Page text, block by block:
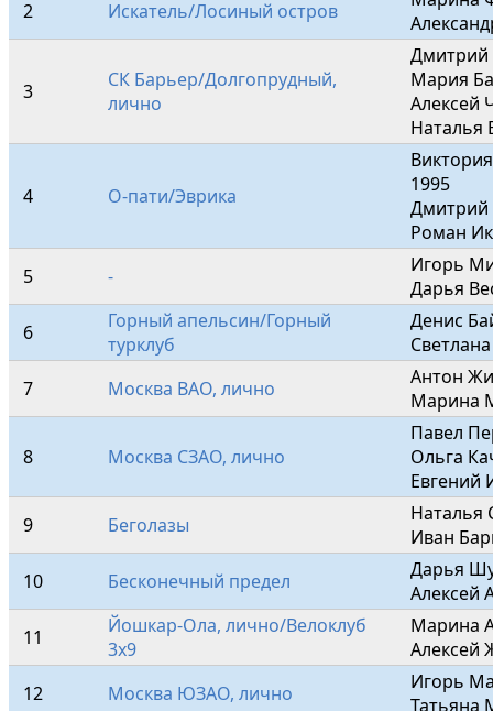
2
Искатель/Лосиный остров
3
СК Барьер/Долгопрудный,
лично
Дмитрий
Мария
Алексей
Наталья
4 О-пати/Эврика
1995
Дмитрий
Роман
5
-
Игорь
Дарья
6
Горный апельсин/Горный
турклуб
Денис
7
Москва ВАО, лично
Антон
Марина
8 Москва СЗАО, лично
Павел
Ольга
Евгений
9
Беголазы
Наталья
Иван
10
Бесконечный предел
Дарья
Алексей
11
Йошкар-Ола, лично/Велоклуб
3х9
Марина
Алексей
12
Москва ЮЗАО, лично
Игорь
Татьяна